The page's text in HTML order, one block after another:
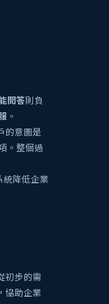
問答則負
。
的意圖是
。整個過
統降低企業
初步的需
協助企業